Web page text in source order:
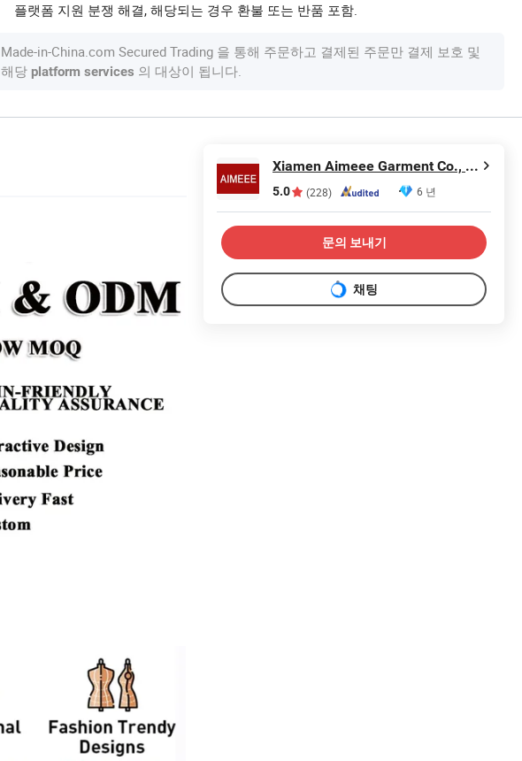
플랫폼 지원 분쟁 해결, 해당되는 경우 환불 또는 반품 포함.
Made-in-China.com Secured Trading 을 통해 주문하고 결제된 주문만 결제 보호 및
해당 platform services 의 대상이 됩니다.
Xiamen Aimeee Garment Co., Ltd.
5.0 (228) 6 년
문의 보내기
채팅